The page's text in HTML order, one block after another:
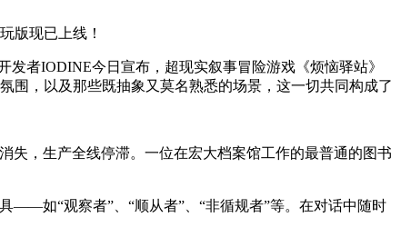
版现已上线！
者IODINE今日宣布，超现实叙事冒险游戏《烦恼驿站》
围，以及那些既抽象又莫名熟悉的场景，这一切共同构成了
失，生产全线停滞。一位在宏大档案馆工作的最普通的图书
——如“观察者”、“顺从者”、“非循规者”等。在对话中随时